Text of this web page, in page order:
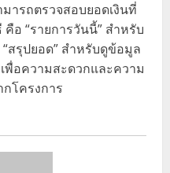
ารถตรวจสอบยอดเงินที่
คือ “รายการวันนี้” สำหรับ
สรุปยอด” สำหรับดูข้อมูล
พื่อความสะดวกและความ
โครงการ